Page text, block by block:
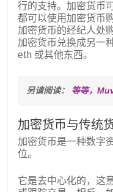
行的支持。加密货币
都可以使用加密货币
加密货币的经纪人处
加密货币兑换成另一
eth 或其他东西。
另请阅读： 等等，
加密货币与传统
加密货币是一种数字
位。
它是去中心化的，这